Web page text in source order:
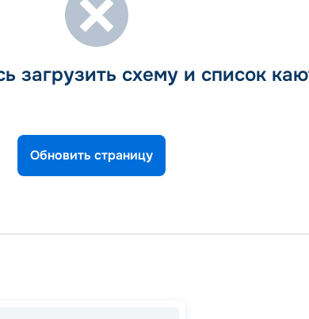
загрузить схему и список
Обновить страницу